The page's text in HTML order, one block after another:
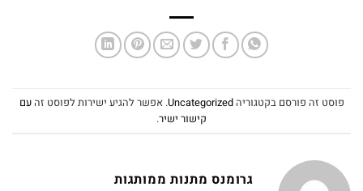
פוסט זה פורסם בקטגוריהUncategorized. אפשר להגיע ישירות לפוסט זהעם
קישור ישיר.
גרומנס מתנות ממותגות